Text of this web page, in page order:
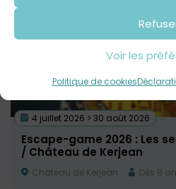
Voir les
Politique de cookies
4 juillet 2026 > 30 août 2026
Escape-game 2026 : Les
/ Château de Kerjean
Château de Kerjean Dès 8